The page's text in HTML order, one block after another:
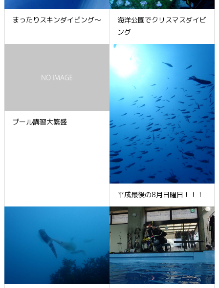
まったりスキンダイビング～
海洋公園でクリスマスダイビ
ング
プール講習大繁盛
平成最後の8月日曜日！！！